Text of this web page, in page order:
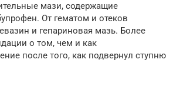
мази, содержащие
От гематом и отеков
и гепариновая мазь. Более
о том, чем и как
после того, как подвернул ступню